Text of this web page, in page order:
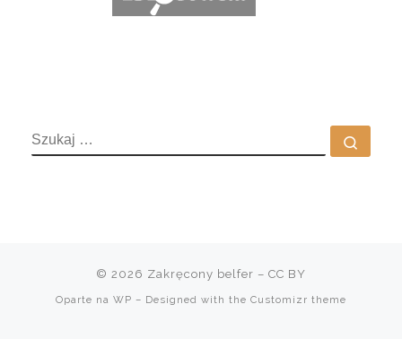
SZUKAJ
© 2026 Zakręcony belfer – CC BY
Oparte na WP – Designed with the Customizr theme